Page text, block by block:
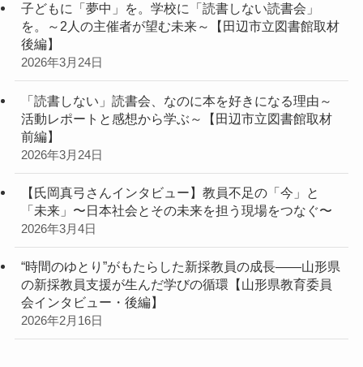
子どもに「夢中」を。学校に「読書しない読書会」
を。～2人の主催者が望む未来～【田辺市立図書館取材
後編】
2026年3月24日
「読書しない」読書会、なのに本を好きになる理由～
活動レポートと感想から学ぶ～【田辺市立図書館取材
前編】
2026年3月24日
【氏岡真弓さんインタビュー】教員不足の「今」と
「未来」〜日本社会とその未来を担う現場をつなぐ〜
2026年3月4日
“時間のゆとり”がもたらした新採教員の成長――山形県
の新採教員支援が生んだ学びの循環【山形県教育委員
会インタビュー・後編】
2026年2月16日